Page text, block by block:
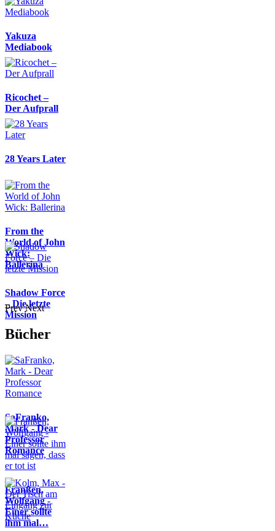
Yakuza
Mediabook
Ricochet –
Der Aufprall
28 Years Later
From the
World of John
Wick:
Ballerina
Shadow Force
– Die letzte
Mission
Prev Next
Bücher
SaFranko,
Mark - Dear
Professor
Romance
Franßen,
Wolfgang -
Einer sollte
ihm mal…